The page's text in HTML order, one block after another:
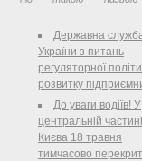
Ідея виставки виникла в
спільних українсько-
археологічних робіт
досліджень ...
Державна
України з питань
регуляторної
розвитку
До уваги водіїв! У
центральній
Києва 18 травня
тимчасово